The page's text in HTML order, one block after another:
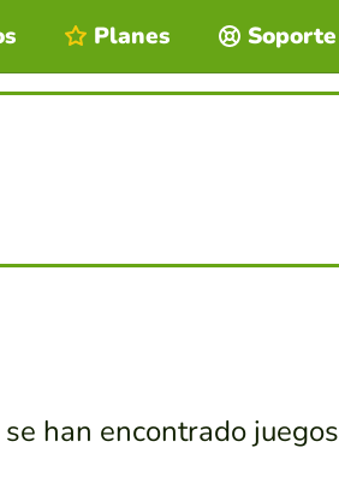
Planes Soporte
se han encontrado juegos